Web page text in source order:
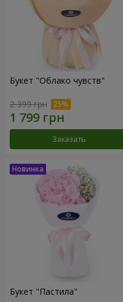
Букет "Облако чувств"
2 399 грн
Заказать
Букет "Пастила"